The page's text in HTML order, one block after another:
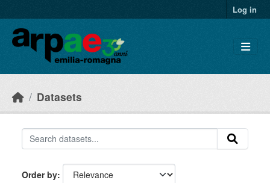
Log in
Datasets
Order by